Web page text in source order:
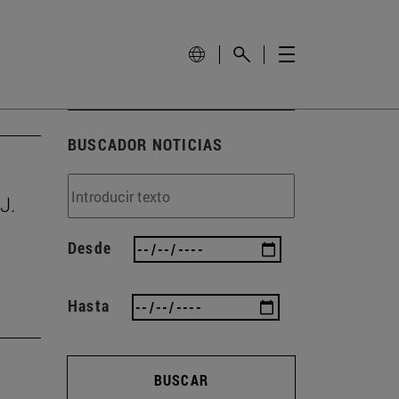
BUSCADOR NOTICIAS
Desde
Hasta
BUSCAR